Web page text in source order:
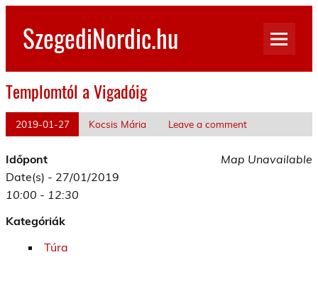
Skip
contentSzegediNordic.hu
Templomtól a Vigadóig
2019-01-27 Kocsis Mária Leave a comment
Map Unavailable
Időpont
Date(s) - 27/01/2019
10:00 - 12:30
Kategóriák
Túra